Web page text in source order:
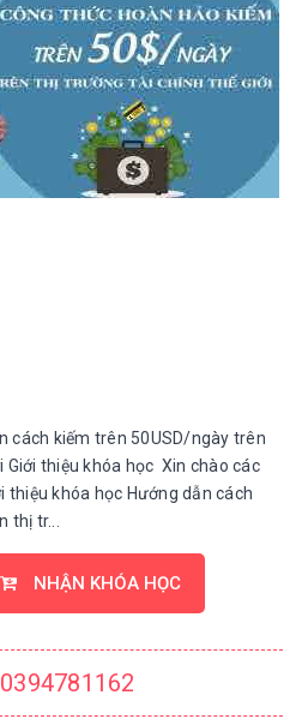
cách kiếm trên 50USD/ngày trên
thiệu khóa học Xin chào các
khóa học Hướng dẫn cách
thị tr...
NHẬN KHÓA HỌC
0394781162